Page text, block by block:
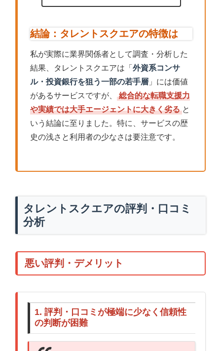
結論：タレントスクエアの特徴は
私が実際に業界関係者として調査・分析した
結果、タレントスクエアは「 外資系コンサ
ル・投資銀行を狙う一部の若手層 」には価値
があるサービスですが、
総合的な転職支援力
や実績では大手エージェントに大きく劣る と
いう結論に至りました。特に、サービスの歴
史の浅さと利用者の少なさは要注意です。
タレントスクエアの評判・口コミ
分析
悪い評判・デメリット
1. 評判・口コミが極端に少なく信頼性
の判断が困難